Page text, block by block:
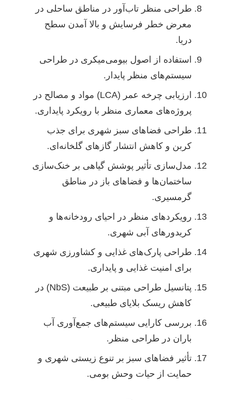
طراحی منظر تاب‌آور در مناطق ساحلی در
معرض خطر فرسایش و بالا آمدن سطح
دریا.
استفاده از اصول بیومی‌میکری در طراحی
سیستم‌های منظر پایدار.
ارزیابی چرخه عمر (LCA) مواد و مصالح در
پروژه‌های معماری منظر با رویکرد پایداری.
طراحی فضاهای سبز شهری برای جذب
کربن و کاهش انتشار گازهای گلخانه‌ای.
مدل‌سازی تأثیر پوشش گیاهی بر خنک‌سازی
ساختمان‌ها و فضاهای باز در مناطق
گرمسیری.
رویکردهای منظر در احیای رودخانه‌ها و
کریدورهای آبی شهری.
طراحی پارک‌های غذایی و کشاورزی شهری
برای امنیت غذایی و پایداری.
پتانسیل طراحی مبتنی بر طبیعت (NbS) در
کاهش ریسک بلایای طبیعی.
بررسی کارایی سیستم‌های جمع‌آوری آب
باران در طراحی منظر.
تأثیر فضاهای سبز بر تنوع زیستی شهری و
حمایت از حیات وحش بومی.